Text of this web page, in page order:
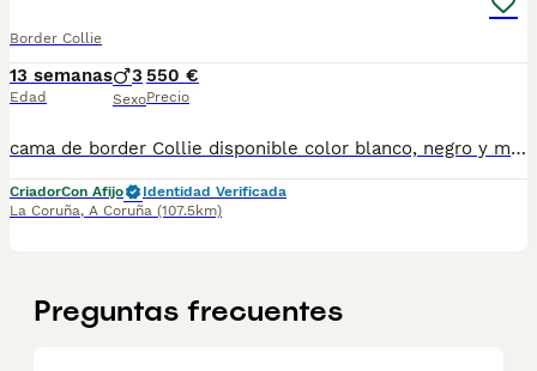
Border Collie
13 semanas
Edad
3
Sexo
550 €
Precio
cama de border Collie disponible color blanco, negro y marrón y blanco solo quedan machos se entregan desparasitado vacunados son de pura raza los padres a la vista trabajando con ganado muy listos y sanos listos para la entrega
CriadorCon Afijo
Identidad Verificada
La Coruña, A Coruña (107.5km)
Preguntas frecuentes